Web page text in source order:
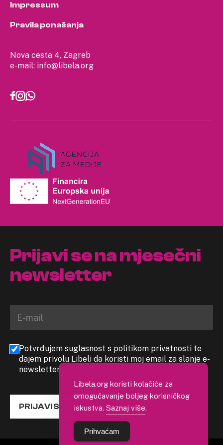
Nova cesta 4, Zagreb
e-mail: info@libela.org
Impressum
Pravila ponašanja
Prijavi se na mjesečni
newsletter
Potvrđujem suglasnost s politikom privatnosti te
dajem privolu Libeli da koristi moj email za slanje e-
newslettera
PRIJAVI SE
Libela.org koristi kolačiće za
omogućavanje boljeg korisničkog
iskustva. Saznaj više.
Prihvaćam